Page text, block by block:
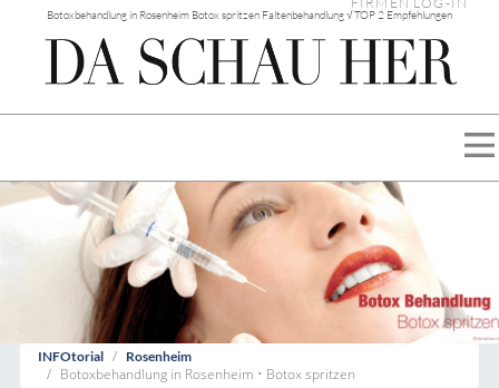
Botoxbehandlung in Rosenheim Botox spritzen Faltenbehandlung √ TOP 2 Empfehlungen
INFOtorial Rosenheim
Botoxbehandlung in Rosenheim • Botox spritzen